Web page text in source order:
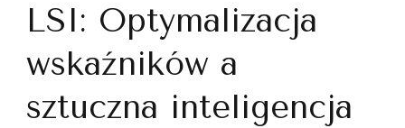
LSI: Optymalizacja
wskaźników a
sztuczna inteligencja